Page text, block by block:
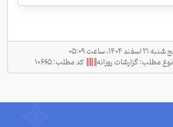
نوع مطلب:گزارشات روزانه کد مطلب:۱۰۶۶۵